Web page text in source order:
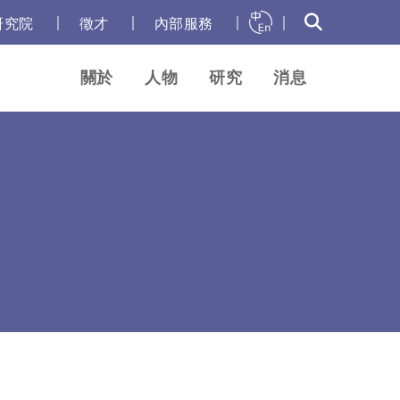
究院 徵才 內部服務
關於 人物 研究 消息